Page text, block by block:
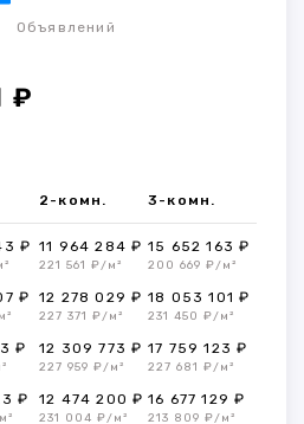
Объявлений
₽
2-комн. 3-комн.
₽ 11 964 284 ₽
221 561 ₽/м²
15 652 163 ₽
200 669 ₽/м²
₽ 12 278 029 ₽
227 371 ₽/м²
18 053 101 ₽
231 450 ₽/м²
₽ 12 309 773 ₽
227 959 ₽/м²
17 759 123 ₽
227 681 ₽/м²
₽ 12 474 200 ₽
231 004 ₽/м²
16 677 129 ₽
213 809 ₽/м²